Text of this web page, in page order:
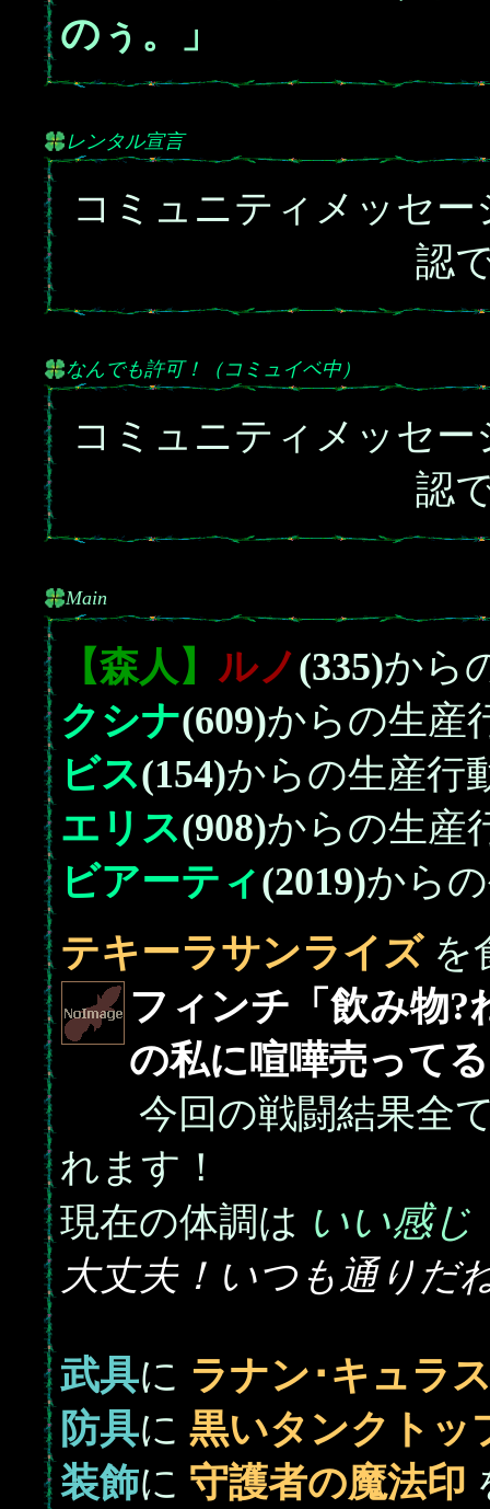
のぅ。」
レンタル宣言
コミュニティメッセ
認
なんでも許可！（コミュイベ中）
コミュニティメッセ
認
Main
【森人】 ルノ(335)から
クシナ(609)からの生産
ビス(154)からの生産行
エリス(908)からの生産
ビアーティ(2019)から
テキーラサンライズを
フィンチ「飲み物?
の私に喧嘩売って
今回の戦闘結果全
れます！
現在の体調は いい感じ
大丈夫！いつも通りだ
武具に ラナン･キュラ
防具に 黒いタンクトッ
装飾に 守護者の魔法印